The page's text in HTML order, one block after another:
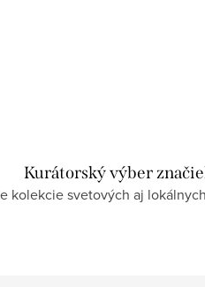
Kurátorský výber
kolekcie svetových aj